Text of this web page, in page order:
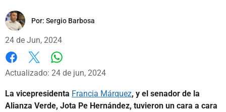
Por: Sergio Barbosa
24 de Jun, 2024
Facebook
X
Actualizado: 24 de jun, 2024
La vicepresidenta Francia Márquez, y el senador de la
Alianza Verde, Jota Pe Hernández, tuvieron un cara a cara